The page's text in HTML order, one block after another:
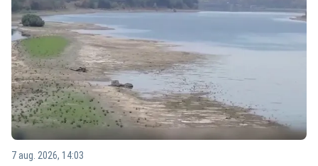
7 aug. 2026, 14:03